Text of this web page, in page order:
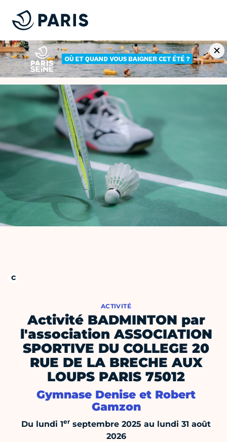
ACTIVITÉ
Activité BADMINTON par
l'association ASSOCIATION
SPORTIVE DU COLLEGE 20
RUE DE LA BRECHE AUX
LOUPS PARIS 75012
Gymnase Denise et Robert
Gamzon
Du lundi 1er septembre 2025 au lundi 31 août
2026